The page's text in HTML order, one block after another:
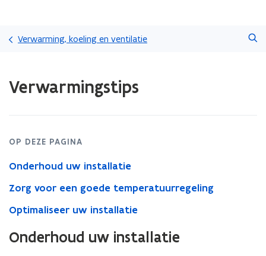
en
naar
Verwarming, koeling en ventilatie
met
laden.
op:
Verwarmingstips
OP DEZE PAGINA
Onderhoud uw installatie
Zorg voor een goede temperatuurregeling
Optimaliseer uw installatie
Onderhoud uw installatie